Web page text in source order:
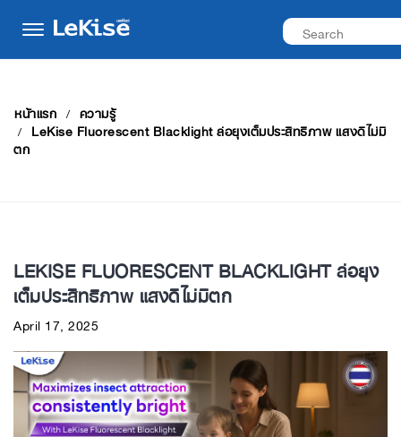
หน้าแรก ความรู้
LeKise Fluorescent Blacklight ล่อยุงเต็มประสิทธิภาพ แสงดีไม่มี
ตก
LEKISE FLUORESCENT BLACKLIGHT ล่อยุง
เต็มประสิทธิภาพ แสงดีไม่มีตก
April 17, 2025